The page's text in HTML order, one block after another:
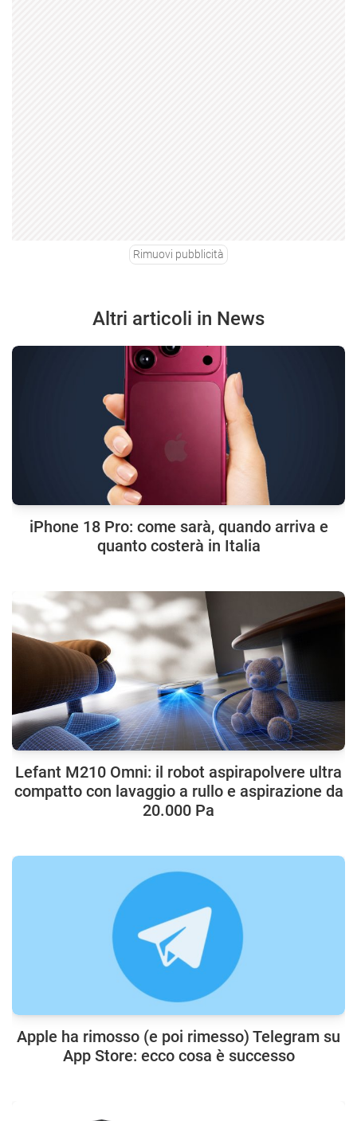
Rimuovi pubblicità
Altri articoli in News
iPhone 18 Pro: come sarà, quando arriva e
quanto costerà in Italia
Lefant M210 Omni: il robot aspirapolvere ultra
compatto con lavaggio a rullo e aspirazione da
20.000 Pa
Apple ha rimosso (e poi rimesso) Telegram su
App Store: ecco cosa è successo